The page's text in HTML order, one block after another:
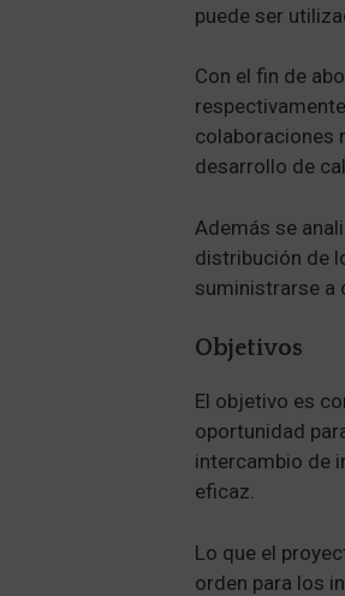
puede ser
Con el fin de
colaboraciones
desarrollo de
Además se
distribución de
suministrarse a
Objetivos
El objetivo es
oportunidad
intercambio de
eficaz.
Lo que el
orden para los